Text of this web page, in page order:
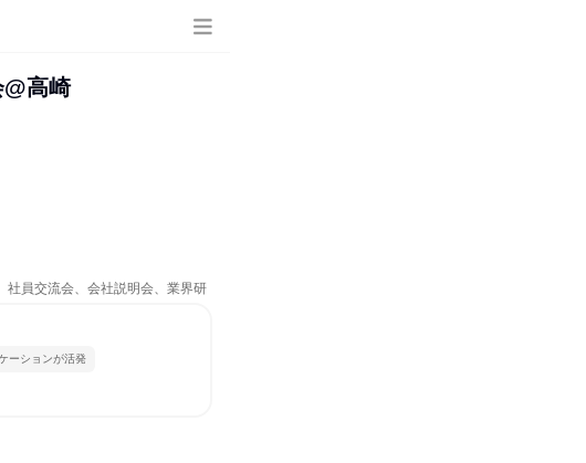
高崎
社員交流会、会社説明会、業界研
ーションが活発